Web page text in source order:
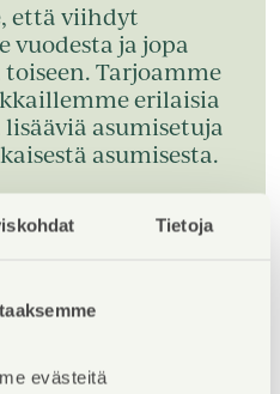
Tietoja
evästeitä
että viihdyt
vuodesta ja jopa
Tarjoamme
erilaisia
asumisetuja
asumisesta.
asukkaan etuihin